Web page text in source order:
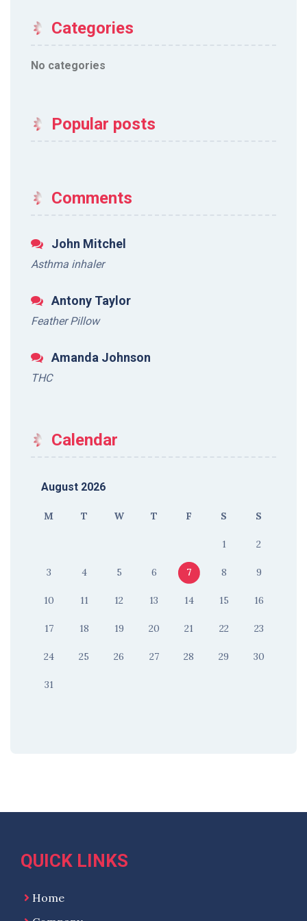
Categories
No categories
Popular posts
Comments
John Mitchel
Asthma inhaler
Antony Taylor
Feather Pillow
Amanda Johnson
THC
Calendar
August 2026
M T W T F S S
1 2
3 4 5 6 7 8 9
10 11 12 13 14 15 16
17 18 19 20 21 22 23
24 25 26 27 28 29 30
31
QUICK LINKS
Home